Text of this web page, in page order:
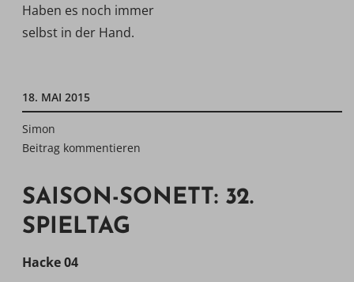
Haben es noch immer
selbst in der Hand.
18. MAI 2015
Simon
Beitrag kommentieren
SAISON-SONETT: 32.
SPIELTAG
Hacke 04